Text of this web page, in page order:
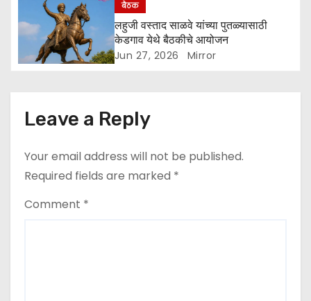
बैठक
लहुजी वस्ताद साळवे यांच्या पुतळ्यासाठी
केडगाव येथे बैठकीचे आयोजन
Jun 27, 2026 Mirror
Leave a Reply
Your email address will not be published.
Required fields are marked *
Comment *